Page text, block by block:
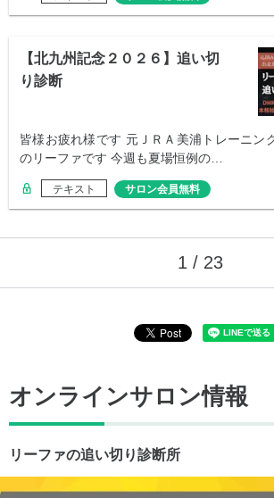
【北九州記念２０２６】追い切
り診断
皆様お疲れ様です 元ＪＲＡ美浦トレーニン
のリーファです 今週も夏場恒例の…
テキスト サロン会員無料
1 / 23
オンラインサロン情報
リーファの追い切り診断所